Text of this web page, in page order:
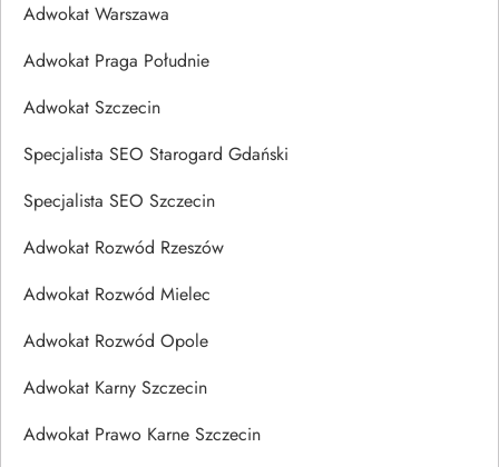
Adwokat Warszawa
Adwokat Praga Południe
Adwokat Szczecin
Specjalista SEO Starogard Gdański
Specjalista SEO Szczecin
Adwokat Rozwód Rzeszów
Adwokat Rozwód Mielec
Adwokat Rozwód Opole
Adwokat Karny Szczecin
Adwokat Prawo Karne Szczecin